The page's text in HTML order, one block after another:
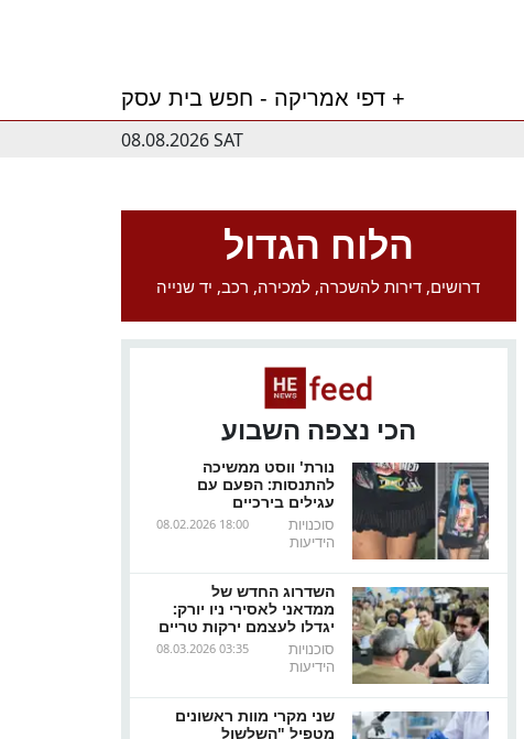
דפי אמריקה - חפש בית עסק +
08.08.2026 SAT
הלוח הגדול
דרושים, דירות להשכרה, למכירה, רכב, יד שנייה
הכי נצפה השבוע
נורת' ווסט ממשיכה
להתנסות: הפעם עם
עגילים בירכיים
08.02.2026 18:00
סוכנויות
הידיעות
השדרוג החדש של
ממדאני לאסירי ניו יורק:
יגדלו לעצמם ירקות טריים
08.03.2026 03:35
סוכנויות
הידיעות
שני מקרי מוות ראשונים
מטפיל "השלשול